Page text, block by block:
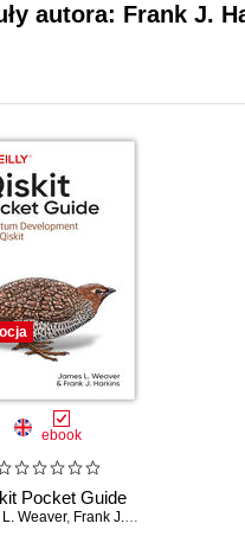
autora: Frank J.
ebook
Pocket Guide
Weaver, Frank J. Harkins